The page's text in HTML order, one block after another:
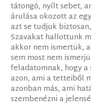
tátongó, nyílt sebet,
árulása okozott az
azt se tudjuk
Szavakat hallottunk
akkor nem ismertük,
sem most nem
feladatomnak, hogy
azon, ami a tetteiből
azonban más, ami
szembenézni a